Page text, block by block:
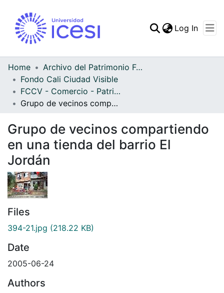
Log In
Home
Archivo del Patrimonio Fotográfico y Fílmico del Valle del Cauca
Fondo Cali Ciudad Visible
FCCV - Comercio - Patrimonial
Grupo de vecinos compartiendo en una tienda del barrio El Jordán
Grupo de vecinos compartiendo
en una tienda del barrio El
Jordán
Files
394-21.jpg (218.22 KB)
Date
2005-06-24
Authors